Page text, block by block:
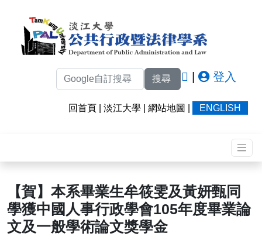
搜尋 登入
回首頁 淡江大學 網站地圖 ENGLISH
【賀】本系畢業生牟筱雯及黃妍甄同
學獲中國人事行政學會105年度畢業論
文及一般學術論文獎學金